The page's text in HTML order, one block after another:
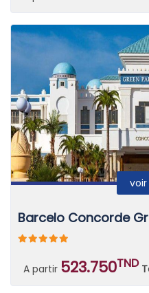
Barcelo Concorde
A partir 523.750TND